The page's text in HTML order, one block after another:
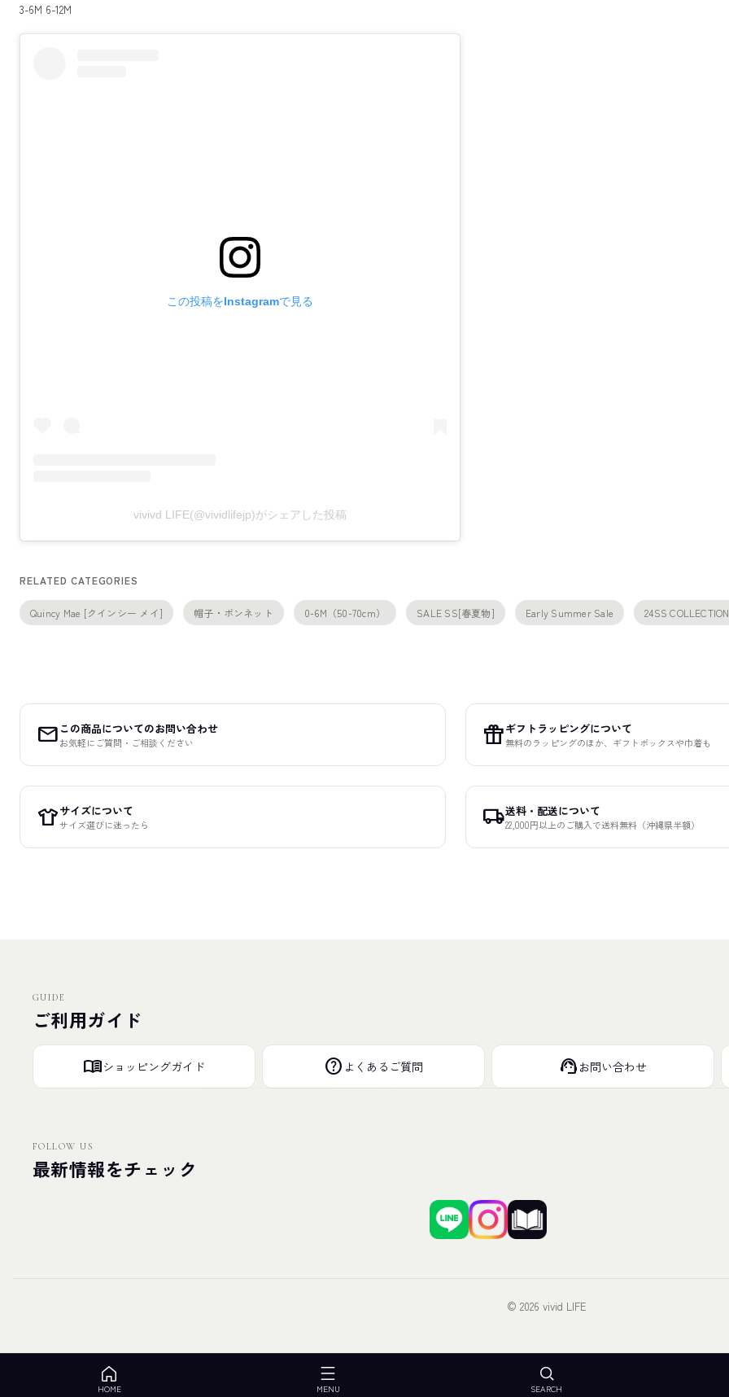
3-6M 6-12M
この投稿をInstagramで見る
vivivd LIFE(@vividlifejp)がシェアした投稿
RELATED CATEGORIES
Quincy Mae [クインシー メイ] 帽子・ボンネット 0-6M（50-70cm） SALE SS[春夏物] Early Summer Sale 24SS COLLECTION
mail この商品についてのお問い合わせ
お気軽にご質問・ご相談ください featured_seasonal_and_giftsギフトラッピングについて
無料のラッピングのほか、ギフトボックスや巾着も
apparelサイズについて
サイズ選びに迷ったら local_shipping送料・配送について
22,000円以上のご購入で送料無料（沖縄県半額）
GUIDE
ご利用ガイド
menu_bookショッピングガイド help よくあるご質問 support_agent お問い合わせ
FOLLOW US
最新情報をチェック
© 2026 vivid LIFE
HOME MENU SEARCH